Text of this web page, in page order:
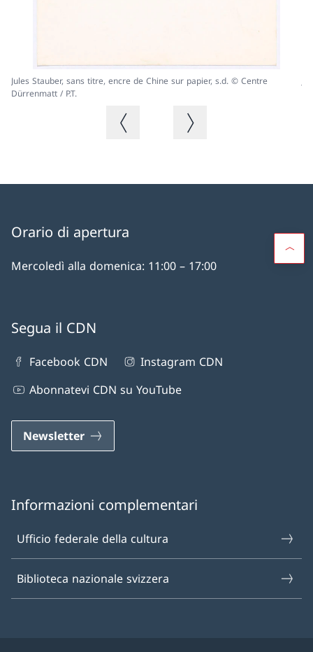
Jules Stauber, sans titre, encre de Chine sur papier, s.d. © Centre
Dürrenmatt / P.T.
Immagine precedenteImmagine successiva
Orario di apertura
Mercoledì alla domenica: 11:00 – 17:00
Segua il CDN
Facebook CDN
Instagram CDN
Abonnatevi CDN su YouTube
Newsletter
Informazioni complementari
Ufficio federale della cultura
Biblioteca nazionale svizzera